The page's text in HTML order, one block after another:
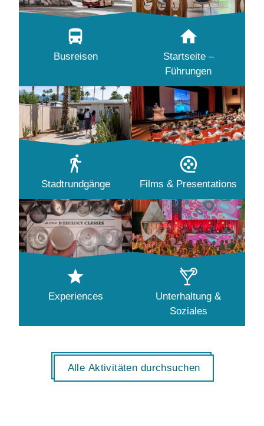
Busreisen
Startseite –
Führungen
Stadtrundgänge Films & Presentations
Experiences
Unterhaltung &
Soziales
Alle Aktivitäten durchsuchen